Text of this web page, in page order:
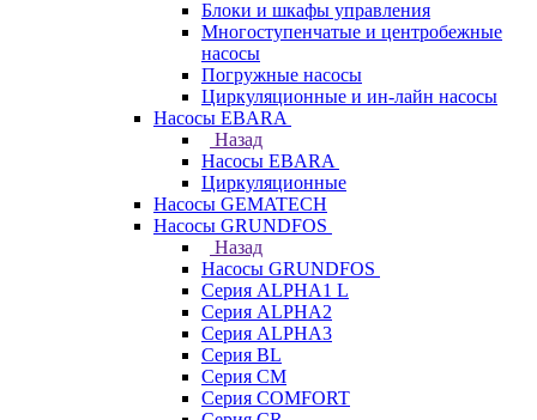
Блоки и шкафы управления
Многоступенчатые и центробежные
насосы
Погружные насосы
Циркуляционные и ин-лайн насосы
Насосы EBARA
Назад
Насосы EBARA
Циркуляционные
Насосы GEMATECH
Насосы GRUNDFOS
Назад
Насосы GRUNDFOS
Серия ALPHA1 L
Серия ALPHA2
Серия ALPHA3
Серия BL
Серия CM
Серия COMFORT